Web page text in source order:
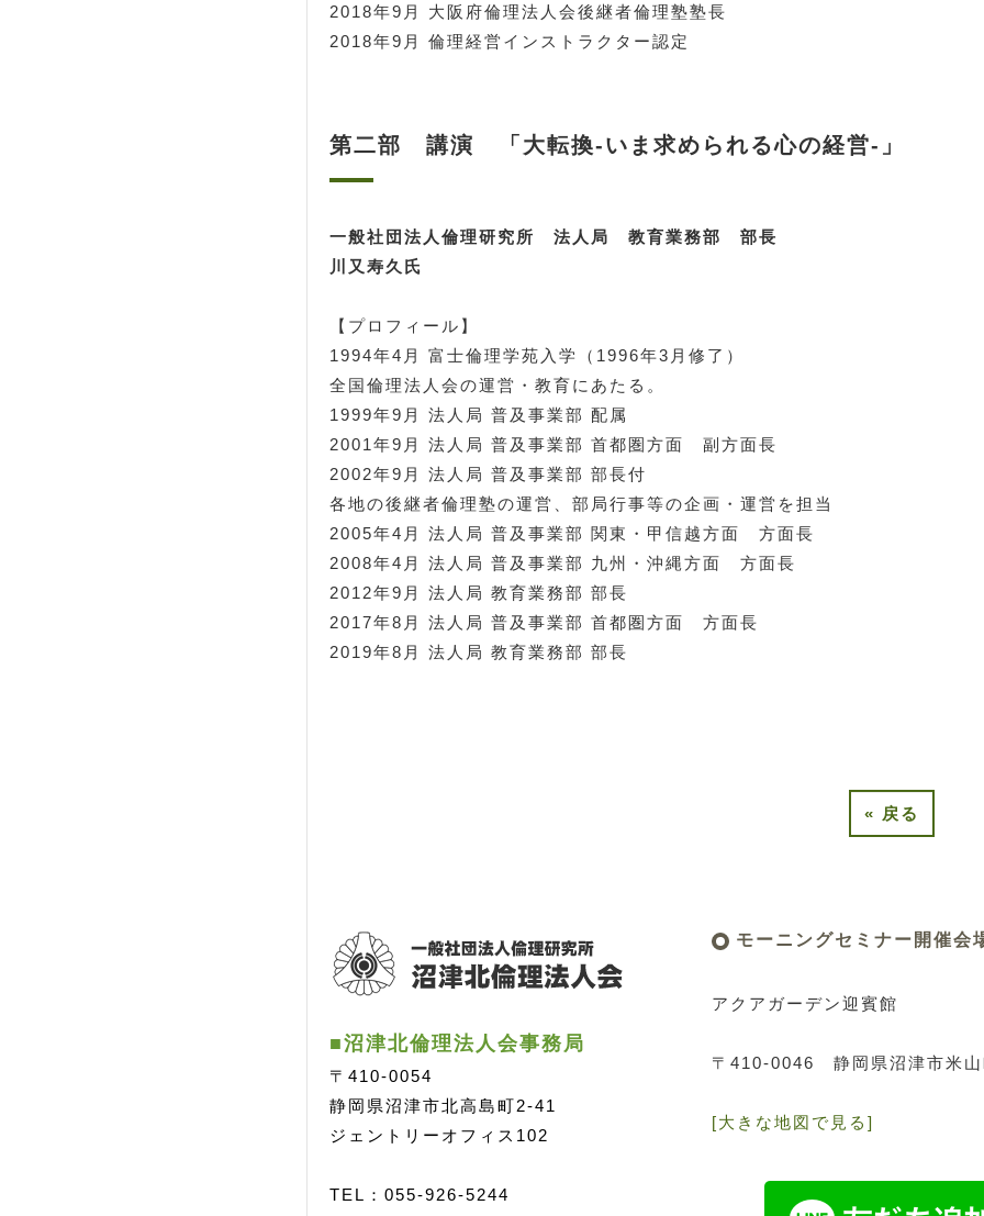
2018年9月 大阪府倫理法人会後継者倫理塾塾長
2018年9月 倫理経営インストラクター認定
第二部 講演 「大転換-いま求められる心の経営-」
一般社団法人倫理研究所 法人局 教育業務部 部長
川又寿久氏
【プロフィール】
1994年4月 富士倫理学苑入学（1996年3月修了）
全国倫理法人会の運営・教育にあたる。
1999年9月 法人局 普及事業部 配属
2001年9月 法人局 普及事業部 首都圏方面 副方面長
2002年9月 法人局 普及事業部 部長付
各地の後継者倫理塾の運営、部局行事等の企画・運営を担当
2005年4月 法人局 普及事業部 関東・甲信越方面 方面長
2008年4月 法人局 普及事業部 九州・沖縄方面 方面長
2012年9月 法人局 教育業務部 部長
2017年8月 法人局 普及事業部 首都圏方面 方面長
2019年8月 法人局 教育業務部 部長
« 戻る
■沼津北倫理法人会事務局
〒410-0054
静岡県沼津市北高島町2-41
ジェントリーオフィス102
TEL：055-926-5244
モーニングセミナー開催会
アクアガーデン迎賓館
〒410-0046 静岡県沼津市米
[大きな地図で見る]